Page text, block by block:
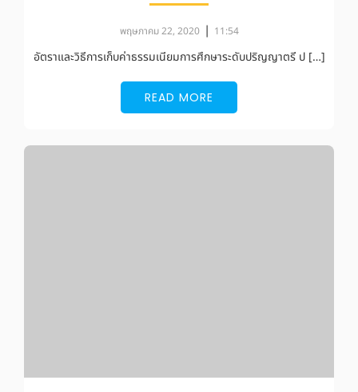
พฤษภาคม 22, 2020 | 11:54
อัตราและวิธีการเก็บค่าธรรมเนียมการศึกษาระดับปริญญาตรี ป […]
READ MORE